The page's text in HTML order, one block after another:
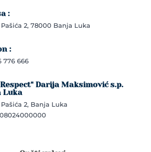
:
2, 78000 Banja Luka
:
776 666
Darija Maksimović s.p.
Luka
2, Banja Luka